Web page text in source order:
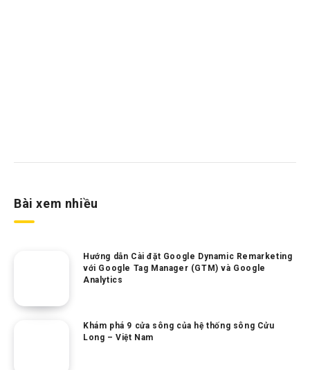
Bài xem nhiều
Hướng dẫn Cài đặt Google Dynamic Remarketing
với Google Tag Manager (GTM) và Google
Analytics
Khám phá 9 cửa sông của hệ thống sông Cửu
Long – Việt Nam